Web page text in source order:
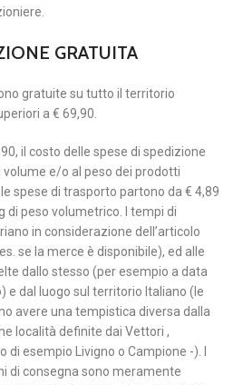
GRATUITA
gratuite su tutto il territorio
a € 69,90.
il costo delle spese di spedizione
volume e/o al peso dei prodotti
spese di trasporto partono da € 4,89
di peso volumetrico. I tempi di
in considerazione dell’articolo
se la merce è disponibile), ed alle
dallo stesso (per esempio a data
e dal luogo sul territorio Italiano (le
avere una tempistica diversa dalla
località definite dai Vettori ,
di esempio Livigno o Campione -). I
di consegna sono meramente